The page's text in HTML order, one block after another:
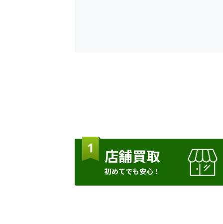
店舗買取
初めてでも安心！